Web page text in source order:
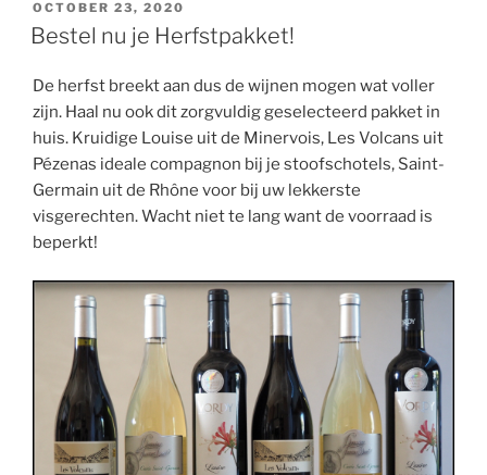
POSTED
ON
OCTOBER 23, 2020
Bestel nu je Herfstpakket!
De herfst breekt aan dus de wijnen mogen wat voller
zijn. Haal nu ook dit zorgvuldig geselecteerd pakket in
huis. Kruidige Louise uit de Minervois, Les Volcans uit
Pézenas ideale compagnon bij je stoofschotels, Saint-
Germain uit de Rhône voor bij uw lekkerste
visgerechten. Wacht niet te lang want de voorraad is
beperkt!